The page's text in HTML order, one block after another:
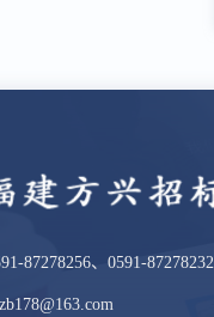
87278256、0591-87278232